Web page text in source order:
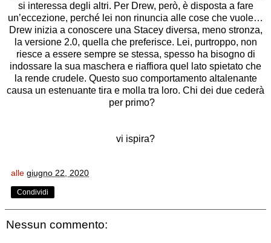
si interessa degli altri. Per Drew, però, è disposta a fare
un’eccezione, perché lei non rinuncia alle cose che vuole…
Drew inizia a conoscere una Stacey diversa, meno stronza,
la versione 2.0, quella che preferisce. Lei, purtroppo, non
riesce a essere sempre se stessa, spesso ha bisogno di
indossare la sua maschera e riaffiora quel lato spietato che
la rende crudele. Questo suo comportamento altalenante
causa un estenuante tira e molla tra loro. Chi dei due cederà
per primo?
vi ispira?
alle giugno 22, 2020
Condividi
Nessun commento: